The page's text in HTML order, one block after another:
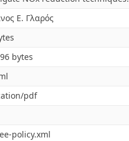
Ε. Γλαρός
bytes
pdf
policy.xml